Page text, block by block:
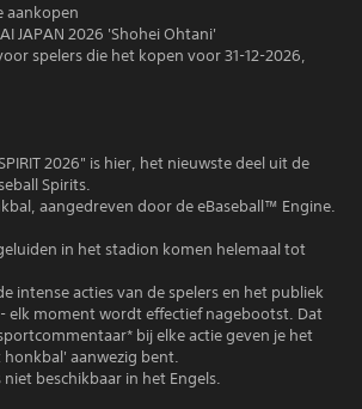
aankopen
JAPAN 2026 'Shohei Ohtani'
spelers die het kopen voor 31-12-2026,
2026" is hier, het nieuwste deel uit de
Spirits.
aangedreven door de eBaseball™ Engine.
in het stadion komen helemaal tot
intense acties van de spelers en het publiek
elk moment wordt effectief nagebootst. Dat
bij elke actie geven je het
aanwezig bent.
beschikbaar in het Engels.